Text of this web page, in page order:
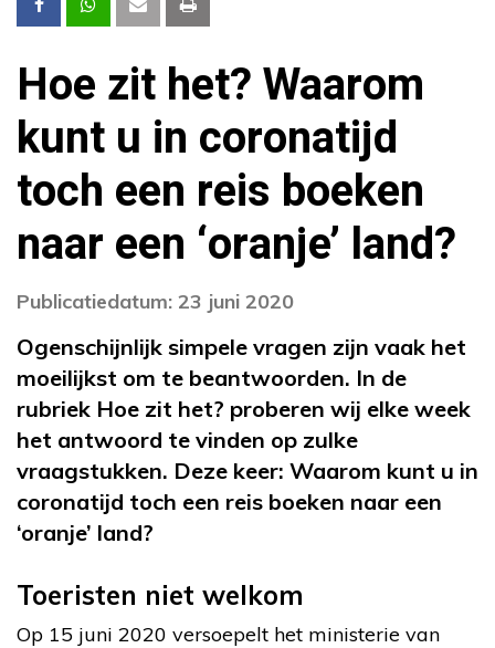
Hoe zit het? Waarom
kunt u in coronatijd
toch een reis boeken
naar een ‘oranje’ land?
Publicatiedatum: 23 juni 2020
Ogenschijnlijk simpele vragen zijn vaak het
moeilijkst om te beantwoorden. In de
rubriek Hoe zit het? proberen wij elke week
het antwoord te vinden op zulke
vraagstukken. Deze keer: Waarom kunt u in
coronatijd toch een reis boeken naar een
‘oranje’ land?
Toeristen niet welkom
Op 15 juni 2020 versoepelt het ministerie van